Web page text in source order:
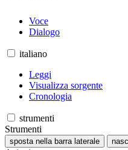
Voce
Dialogo
italiano
Leggi
Visualizza sorgente
Cronologia
strumenti
Strumenti
sposta nella barra laterale